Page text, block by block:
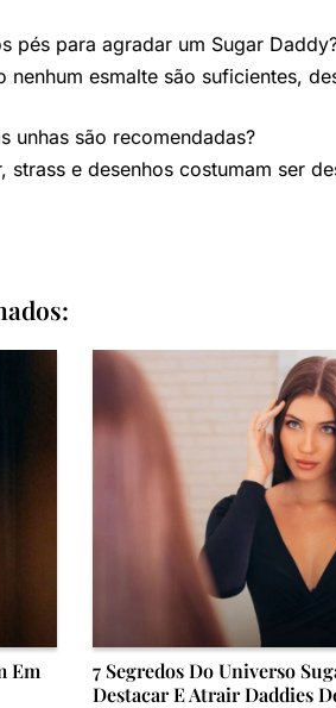
pés para agradar um Sugar
nenhum esmalte são suficientes,
unhas são recomendadas?
e desenhos costumam ser
Em
7 Segredos Do Universo
Destacar E Atrair Daddies